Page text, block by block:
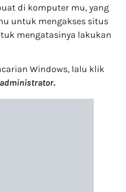
di komputer mu, yang
untuk mengakses situs
mengatasinya lakukan
Windows, lalu klik
.